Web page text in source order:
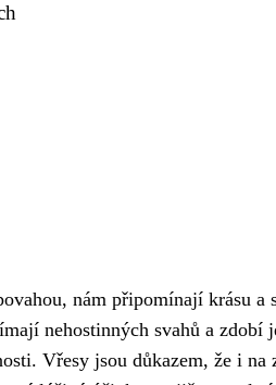
nám připomínají krásu
nehostinných svahů a zdobí
Vřesy jsou důkazem, že i